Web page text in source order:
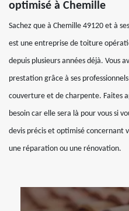
optimisé à Chemille
Sachez que à Chemille 49120 et à
est une entreprise de toiture
depuis plusieurs années déjà. Vous
prestation grâce à ses
couverture et de charpente. Faites
besoin car elle sera là pour vous si
devis précis et optimisé concernant
une réparation ou une rénovation.